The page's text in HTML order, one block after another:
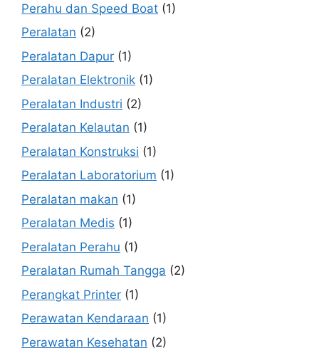
Perahu dan Speed Boat (1)
Peralatan (2)
Peralatan Dapur (1)
Peralatan Elektronik (1)
Peralatan Industri (2)
Peralatan Kelautan (1)
Peralatan Konstruksi (1)
Peralatan Laboratorium (1)
Peralatan makan (1)
Peralatan Medis (1)
Peralatan Perahu (1)
Peralatan Rumah Tangga (2)
Perangkat Printer (1)
Perawatan Kendaraan (1)
Perawatan Kesehatan (2)